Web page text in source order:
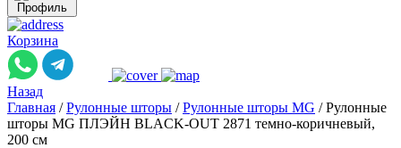
Профиль
Корзина
Назад
Главная / Рулонные шторы / Рулонные шторы MG / Рулонные
шторы MG ПЛЭЙН BLACK-OUT 2871 темно-коричневый,
200 см